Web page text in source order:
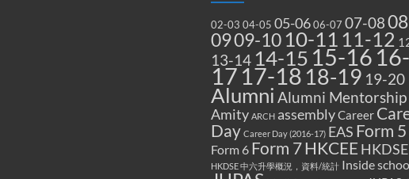
02-03 04-05 05-0606-07 07-08
0909-10 10-11 11-12
13-14 14-15 15-16 16-
17 17-18 18-19 19-20
Alumni Alumni Mentorship
Amity ARCH assemblyCareer
Day Career Day (2016-17) EAS Form 5
Form 6 Form 7HKCEE HKDSE
HKDSE 中六升學概況，資料/統計 Inside